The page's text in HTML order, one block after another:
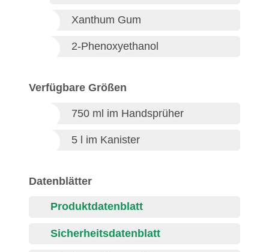
Xanthum Gum
2-Phenoxyethanol
Verfügbare Größen
750 ml im Handsprüher
5 l im Kanister
Datenblätter
Produktdatenblatt
Sicherheitsdatenblatt